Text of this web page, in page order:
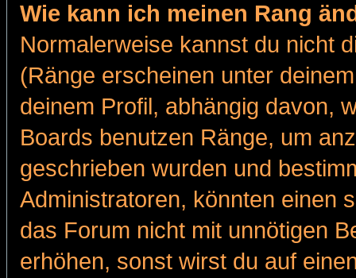
Wie kann ich meinen Rang
Normalerweise kannst du nicht
(Ränge erscheinen unter
deinem Profil, abhängig davon,
Boards benutzen Ränge, um
geschrieben wurden und
Administratoren, könnten einen
das Forum nicht mit unnötigen
erhöhen, sonst wirst du auf